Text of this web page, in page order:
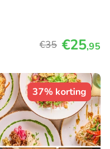
€35 €25,95
37% korting